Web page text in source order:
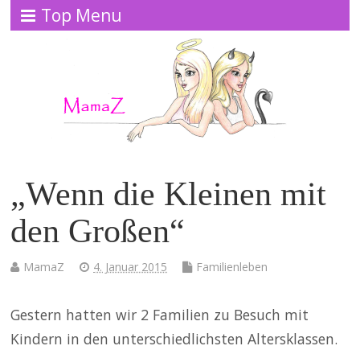
Top Menu
„Wenn die Kleinen mit
den Großen“
MamaZ 4. Januar 2015 Familienleben
Gestern hatten wir 2 Familien zu Besuch mit
Kindern in den unterschiedlichsten Altersklassen.